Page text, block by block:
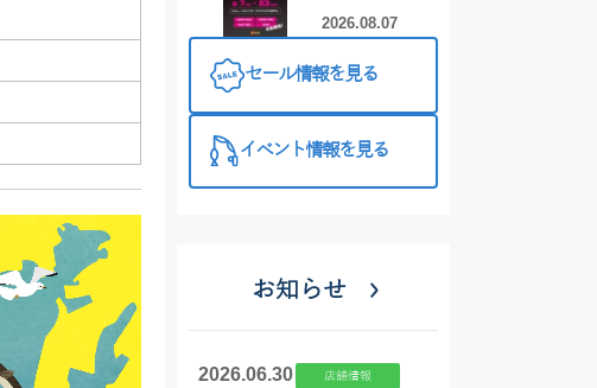
店】2026年夏
UP STORE開
2026.08.07
セール情報を見る
イベント情報を見る
お知らせ
2026.06.30 店舗情報